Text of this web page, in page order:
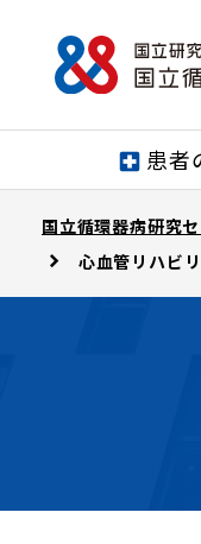
患者
国立循環器病研究
心血管リハビ